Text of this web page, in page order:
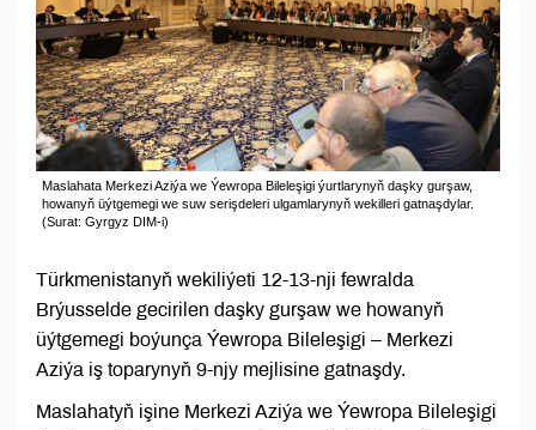
Maslahata Merkezi Aziýa we Ýewropa Bileleşigi ýurtlarynyň daşky gurşaw,
howanyň üýtgemegi we suw serişdeleri ulgamlarynyň wekilleri gatnaşdylar.
(Surat: Gyrgyz DIM-i)
Türkmenistanyň wekiliýeti 12-13-nji fewralda
Brýusselde gecirilen daşky gurşaw we howanyň
üýtgemegi boýunça Ýewropa Bileleşigi – Merkezi
Aziýa iş toparynyň 9-njy mejlisine gatnaşdy.
Maslahatyň işine Merkezi Aziýa we Ýewropa Bileleşigi